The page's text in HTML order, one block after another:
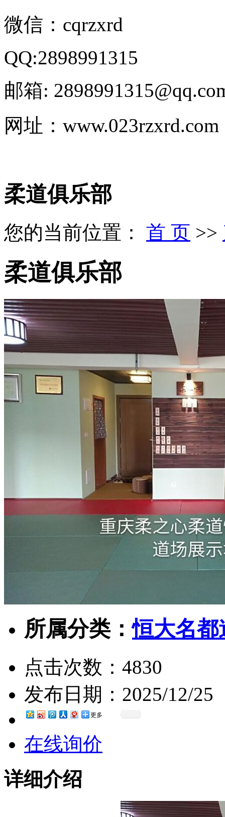
微信：cqrzxrd
QQ:2898991315
邮箱:
网址：www.023rzxrd.com
柔道俱乐部
您的当前位置： 首 页 >>
柔道俱乐部
所属分类：恒大名都
点击次数： 4830
发布日期： 2025/12/25
更多
在线询价
详细介绍